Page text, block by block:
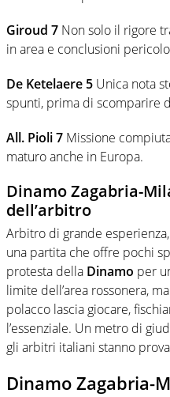
Giroud 7 Non solo il rigore
in area e conclusioni
De Ketelaere 5 Unica nota
spunti, prima di scomparire
All. Pioli 7 Missione
maturo anche in Europa.
Dinamo Zagabria-
dell’arbitro
Arbitro di grande esperienza,
una partita che offre pochi
protesta della Dinamo per
limite dell’area rossonera,
polacco lascia giocare,
l’essenziale. Un metro di
gli arbitri italiani stanno
Dinamo Zagabria-